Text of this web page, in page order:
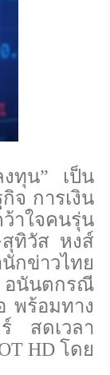
ทุน” เป็น
จ การเงิน
าใจคนรุ่น
สุทิวัส หงส์
กข่าวไทย
นันตกรณี
พร้อมทาง
สดเวลา
HD โดย